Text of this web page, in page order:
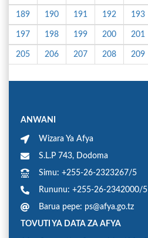
189 190 191 192 193
197 198 199 200 201
205 206 207 208 209
ANWANI
Wizara Ya Afya
S.L.P 743, Dodoma
Simu: +255-26-2323267/5
Rununu: +255-26-2342000/5
Barua pepe: ps@afya.go.tz
TOVUTI YA DATA ZA AFYA